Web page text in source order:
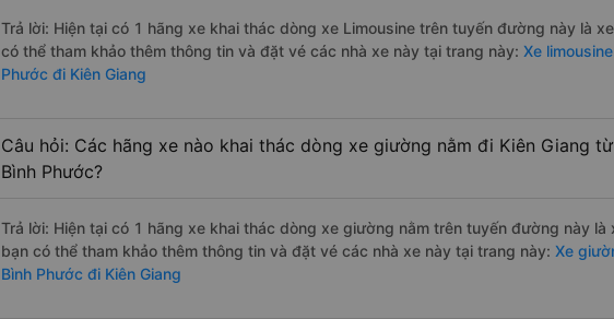
Trả lời: Hiện tại có 1 hãng xe khai thác dòng xe Limousine trên tuyến đường này là
có thể tham khảo thêm thông tin và đặt vé các nhà xe này tại trang này: Xe
Phước đi Kiên Giang
Câu hỏi: Các hãng xe nào khai thác dòng xe giường nằm đi Kiên Giang
Bình Phước?
Trả lời: Hiện tại có 1 hãng xe khai thác dòng xe giường nằm trên tuyến đường này là
bạn có thể tham khảo thêm thông tin và đặt vé các nhà xe này tại trang này: Xe
Bình Phước đi Kiên Giang